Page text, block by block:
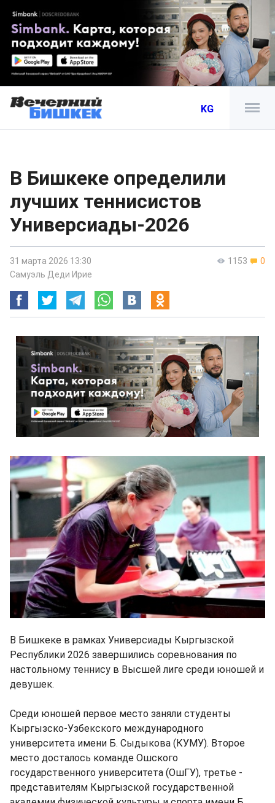
KG
В Бишкеке определили
лучших теннисистов
Универсиады-2026
1153 0
31 марта 2026 13:30
Самуэль Деди Ирие
В Бишкеке в рамках Универсиады Кыргызской
Республики 2026 завершились соревнования по
настольному теннису в Высшей лиге среди юношей и
девушек.
Среди юношей первое место заняли студенты
Кыргызско-Узбекского международного
университета имени Б. Сыдыкова (КУМУ). Второе
место досталось команде Ошского
государственного университета (ОшГУ), третье -
представителям Кыргызской государственной